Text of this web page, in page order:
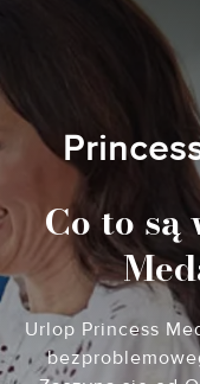
Co to są
Urlop Princess